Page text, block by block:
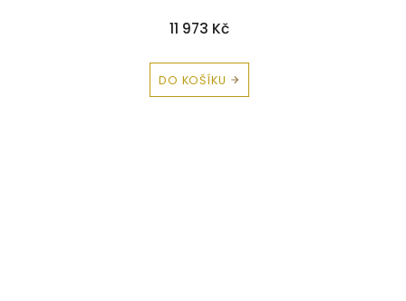
11 973 Kč
DO KOŠÍKU